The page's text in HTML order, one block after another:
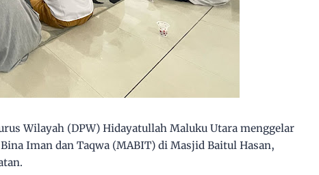
Wilayah (DPW) Hidayatullah Maluku Utara menggelar
Iman dan Taqwa (MABIT) di Masjid Baitul Hasan,